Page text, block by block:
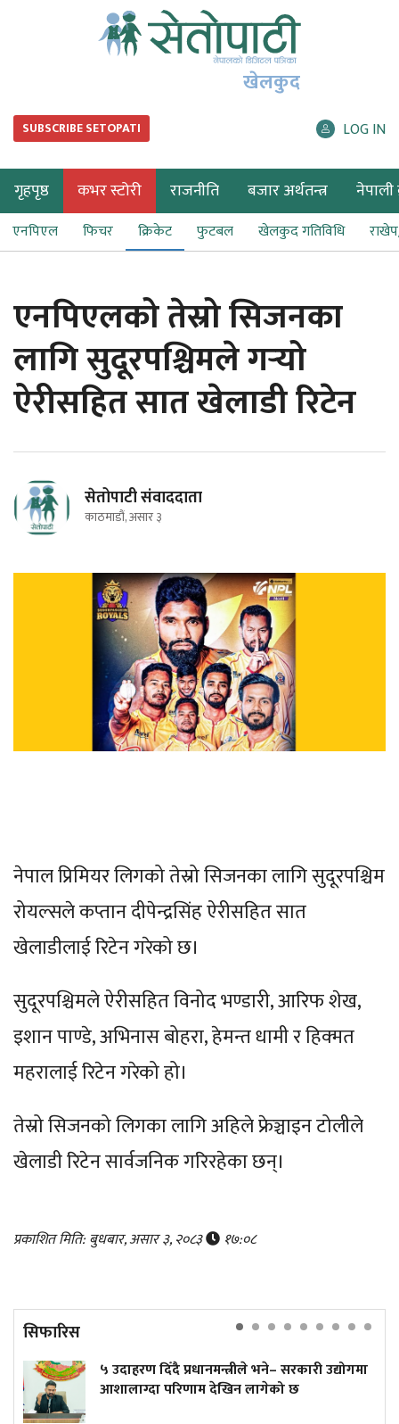
खेलकुद
SUBSCRIBE SETOPATI LOG IN
गृहपृष्ठ कभर स्टोरी राजनीति बजार अर्थतन्त्र नेपाली
एनपिएल फिचर क्रिकेट फुटबल खेलकुद गतिविधि
एनपिएलको तेस्रो सिजनका
लागि सुदूरपश्चिमले गर्‍यो
ऐरीसहित सात खेलाडी रिटेन
सेतोपाटी संवाददाता
काठमाडौं, असार ३
नेपाल प्रिमियर लिगको तेस्रो सिजनका लागि सुदूरपश्चिम
रोयल्सले कप्तान दीपेन्द्रसिंह ऐरीसहित सात
खेलाडीलाई रिटेन गरेको छ।
सुदूरपश्चिमले ऐरीसहित विनोद भण्डारी, आरिफ शेख,
इशान पाण्डे, अभिनास बोहरा, हेमन्त धामी र हिक्मत
महरालाई रिटेन गरेको हो।
तेस्रो सिजनको लिगका लागि अहिले फ्रेञ्चाइन टोलीले
खेलाडी रिटेन सार्वजनिक गरिरहेका छन्।
प्रकाशित मिति: बुधबार, असार ३, २०८३ १७:०८
सिफारिस
५ उदाहरण दिँदै प्रधानमन्त्रीले भने– सरकारी उद्योगमा
आशालाग्दा परिणाम देखिन लागेको छ